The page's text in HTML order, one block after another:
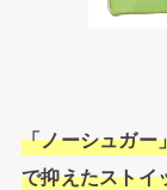
「ノーシュガー
で抑えたストイ